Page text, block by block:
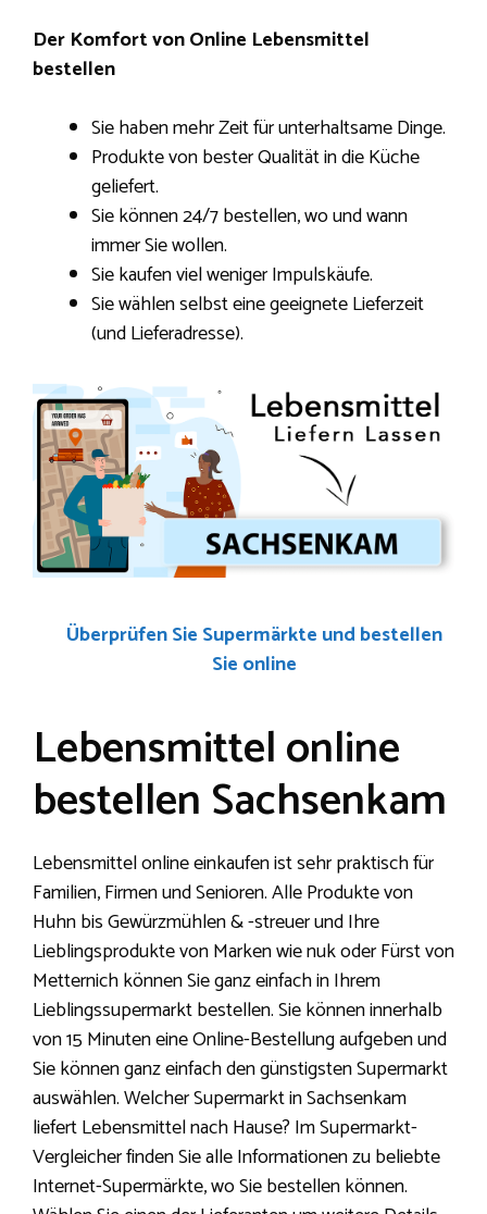
Der Komfort von Online Lebensmittel
bestellen
Sie haben mehr Zeit für unterhaltsame Dinge.
Produkte von bester Qualität in die Küche
geliefert.
Sie können 24/7 bestellen, wo und wann
immer Sie wollen.
Sie kaufen viel weniger Impulskäufe.
Sie wählen selbst eine geeignete Lieferzeit
(und Lieferadresse).
Überprüfen Sie Supermärkte und bestellen
Sie online
Lebensmittel online
bestellen Sachsenkam
Lebensmittel online einkaufen ist sehr praktisch für
Familien, Firmen und Senioren. Alle Produkte von
Huhn bis Gewürzmühlen & -streuer und Ihre
Lieblingsprodukte von Marken wie nuk oder Fürst von
Metternich können Sie ganz einfach in Ihrem
Lieblingssupermarkt bestellen. Sie können innerhalb
von 15 Minuten eine Online-Bestellung aufgeben und
Sie können ganz einfach den günstigsten Supermarkt
auswählen. Welcher Supermarkt in Sachsenkam
liefert Lebensmittel nach Hause? Im Supermarkt-
Vergleicher finden Sie alle Informationen zu beliebte
Internet-Supermärkte, wo Sie bestellen können.